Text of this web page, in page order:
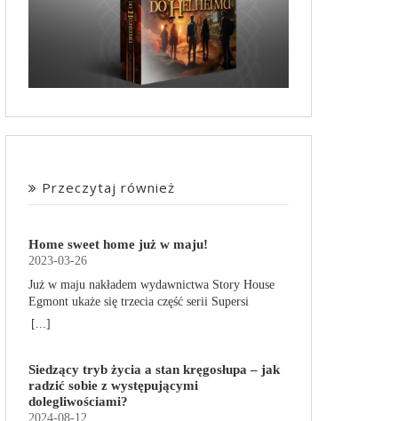
Przeczytaj również
Home sweet home już w maju!
2023-03-26
Już w maju nakładem wydawnictwa Story House
Egmont ukaże się trzecia część serii Supersi
scenarzysty Frederic Maupome. Ten tom nosi tytuł
obdarzone supermocami i wspomagane przez
robota o imieniu Al. Są rozdarte między chęcią
prowadzenia normalnego życia wśród ludzi a
[...]
Siedzący tryb życia a stan kręgosłupa – jak
radzić sobie z występującymi
dolegliwościami?
2024-08-12